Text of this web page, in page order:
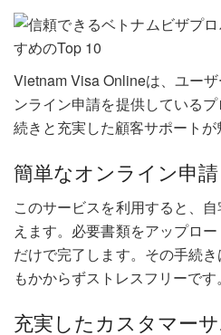
Vietnam Visa Onlineは、ユー
ンライン申請を提供している
続きと充実した顧客サポートが
簡単なオンライン申請
このサービスを利用すると、
えます。必要書類をアップロ
だけで完了します。その手続
もかからずストレスフリーです。
充実したカスタマー